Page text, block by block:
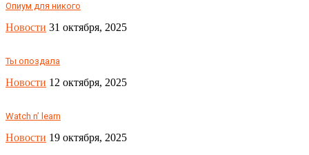
Опиум для никого
Новости 31 октября, 2025
Ты опоздала
Новости 12 октября, 2025
Watch n’ learn
Новости 19 октября, 2025